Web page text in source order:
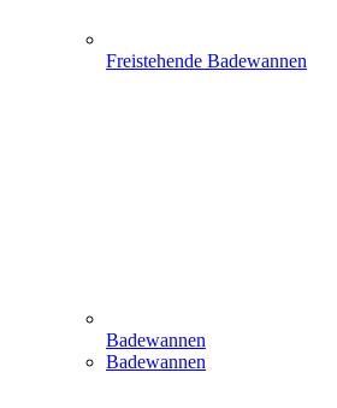
Freistehende Badewannen
Badewannen
Badewannen